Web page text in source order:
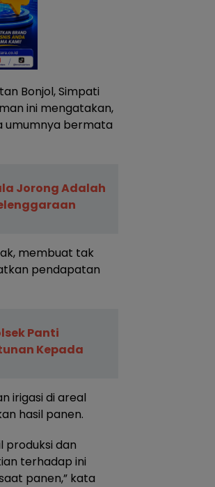
Bonjol, Simpati
ini mengatakan,
umumnya bermata
Jorong Adalah
membuat tak
pendapatan
Panti
Kepada
irigasi di areal
hasil panen.
produksi dan
terhadap ini
panen,” kata